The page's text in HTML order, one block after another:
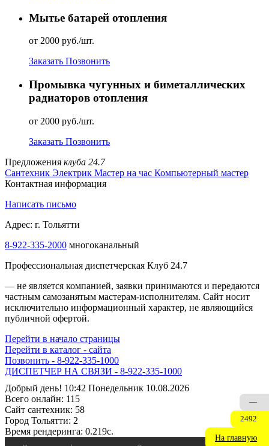
Мытье батарей отопления
от 2000 руб./шт.
Заказать Позвонить
Промывка чугунных и биметаллических
радиаторов отопления
от 2000 руб./шт.
Заказать Позвонить
Предложения клуба 24.7
Сантехник Электрик Мастер на час Компьютерный мастер
Контактная информация
Написать письмо
Адрес: г. Тольятти
8-922-335-2000 многоканальный
Профессиональная диспетчерская Клуб 24.7
— не является компанией, заявки принимаются и передаются
частным самозанятым мастерам‑исполнителям. Сайт носит
исключительно информационный характер, не являющийся
публичной офертой.
Перейти в начало страницы
Перейти в каталог - сайта
Позвонить - 8-922-335-1000
ДИСПЕТЧЕР НА СВЯЗИ - 8-922-335-1000
Добрый день! 10:42 Понедельник 10.08.2026
Всего онлайн: 115
Сайт cантехник: 58
Город Тольятти: 2
Время рендеринга: 0.219c.
—
2492
На главную